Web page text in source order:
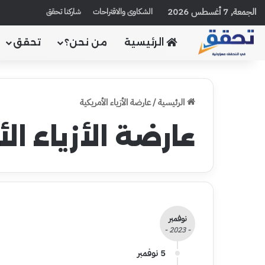
الجمعة, 7 أغسطس 2026 الشكاوى والاقتراحات شاركنا تحقق
الرئيسية من نحن؟ تحقق
الرئيسية/عارضة الأزياء الأمريكية
عارضة الأزياء
نوفمبر
- 2023 -
5 نوفمبر